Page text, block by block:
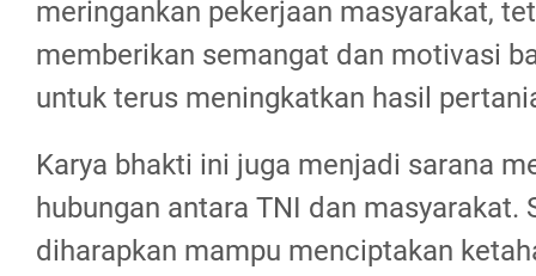
meringankan pekerjaan masyarakat,
memberikan semangat dan motivasi
untuk terus meningkatkan hasil
Karya bhakti ini juga menjadi sarana
hubungan antara TNI dan masyarakat.
diharapkan mampu menciptakan